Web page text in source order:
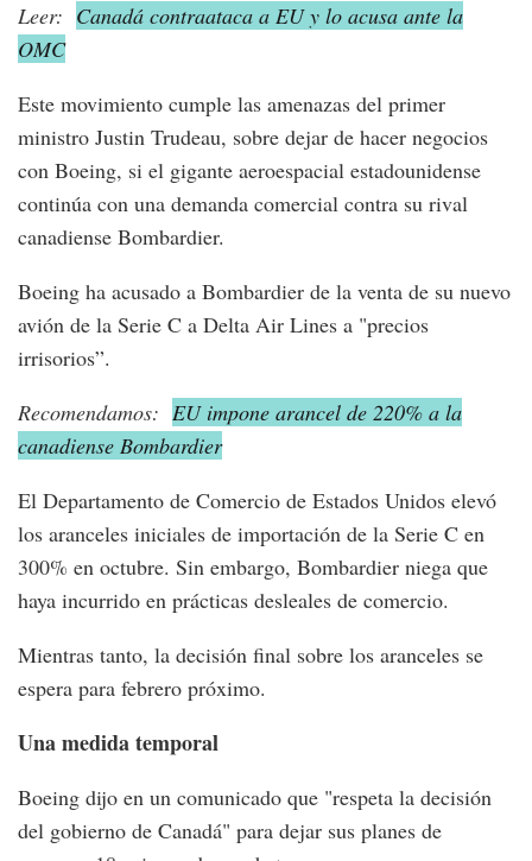
Leer: Canadá contraataca a EU y lo acusa ante la
OMC
Este movimiento cumple las amenazas del primer
ministro Justin Trudeau, sobre dejar de hacer negocios
con Boeing, si el gigante aeroespacial estadounidense
continúa con una demanda comercial contra su rival
canadiense Bombardier.
Boeing ha acusado a Bombardier de la venta de su nuevo
avión de la Serie C a Delta Air Lines a "precios
irrisorios”.
Recomendamos: EU impone arancel de 220% a la
canadiense Bombardier
El Departamento de Comercio de Estados Unidos elevó
los aranceles iniciales de importación de la Serie C en
300% en octubre. Sin embargo, Bombardier niega que
haya incurrido en prácticas desleales de comercio.
Mientras tanto, la decisión final sobre los aranceles se
espera para febrero próximo.
Una medida temporal
Boeing dijo en un comunicado que "respeta la decisión
del gobierno de Canadá" para dejar sus planes de